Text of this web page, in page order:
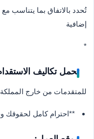
تُحدد بالاتفاق بما يتناسب
إضافية
*
تحمل تكاليف
للمتقدمات من خارج المملكة
**احترام كامل لحقوقك